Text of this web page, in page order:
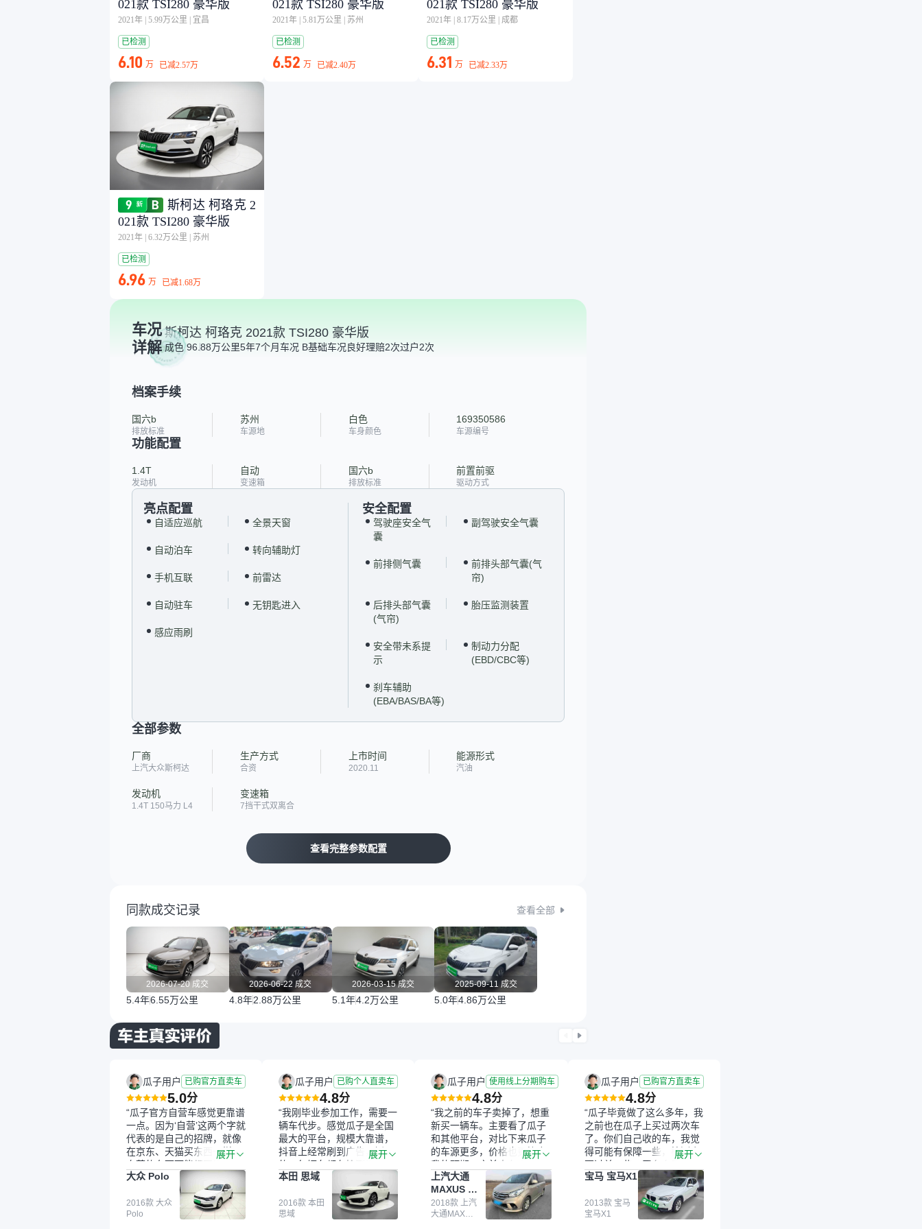
021款 TSI280 豪华版
2021年 5.99万公里 宜昌
已检测
6.10 万 已减2.57万
021款 TSI280 豪华版
2021年 5.81万公里 苏州
已检测
6.52 万 已减2.40万
021款 TSI280 豪华版
2021年 8.17万公里 成都
已检测
6.31 万 已减2.33万
斯柯达 柯珞克 2
021款 TSI280 豪华版
2021年 6.32万公里 苏州
已检测
6.96 万 已减1.68万
车况
详解
斯柯达 柯珞克 2021款 TSI280 豪华版
成色 96.88万公里5年7个月车况 B基础车况良好理赔2次过户2次
档案手续
国六b
排放标准
苏州
车源地
白色
车身颜色
169350586
车源编号
功能配置
1.4T
发动机
自动
变速箱
国六b
排放标准
前置前驱
驱动方式
亮点配置
自适应巡航 全景天窗
自动泊车 转向辅助灯
手机互联 前雷达
自动驻车 无钥匙进入
感应雨刷
安全配置
驾驶座安全气
囊
副驾驶安全气囊
前排侧气囊
前排头部气囊(气
帘)
后排头部气囊
(气帘)
胎压监测装置
安全带未系提
示
制动力分配
(EBD/CBC等)
刹车辅助
(EBA/BAS/BA等)
全部参数
厂商
上汽大众斯柯达
生产方式
合资
上市时间
2020.11
能源形式
汽油
发动机
1.4T 150马力 L4
变速箱
7挡干式双离合
查看完整参数配置
同款成交记录 查看全部
2026-07-20 成交
5.4年6.55万公里
2026-06-22 成交
4.8年2.88万公里
2026-03-15 成交
5.1年4.2万公里
2025-09-11 成交
5.0年4.86万公里
瓜子用户 已购官方直卖车
5.0分
“瓜子官方自营车感觉更靠谱
一点。因为‘自营’这两个字就
代表的是自己的招牌，就像
在京东、天猫买东西一样，
自营的东西可能都要好一
点。就是这种刻板印象吧。
一开始买二手车的时候，我
确实有担心过事故车、泡水
车这些问题。瓜子的检测报
展开
大众 Polo
2016款 大众
Polo
瓜子用户 已购个人直卖车
4.8分
“我刚毕业参加工作，需要一
辆车代步。感觉瓜子是全国
最大的平台，规模大靠谱，
抖音上经常刷到广告，挺火
的。每辆车都有检测报告，
这个让我很放心。去外面买
车全凭卖家一张嘴，不敢
买。我买了本田思域，白
色，过户次数少，公里数符
展开
本田 思域
2016款 本田
思域
瓜子用户 使用线上分期购车
4.8分
“我之前的车子卖掉了，想重
新买一辆车。主要看了瓜子
和其他平台，对比下来瓜子
的车源更多，价格也更符合
我的预期。之前卖车来过瓜
子，虽然价格没谈成，但
APP一直留着。瓜子毕竟是
大平台，整体印象还好。我
最终买了一台上汽大通，18
展开
上汽大通
MAXUS 大
通G10
2018款 上汽
大通MAXUS
瓜子用户 已购官方直卖车
4.8分
“瓜子毕竟做了这么多年，我
之前也在瓜子上买过两次车
了。你们自己收的车，我觉
得可能有保障一些，检测会
更过关一些。平台自己收上
来再卖的车，应该更可靠。
我买的是宝马X1，主要看中
它的价格和公里数比较合
适。另外，瓜子承诺无火
展开
宝马 宝马X1
2013款 宝马
宝马X1